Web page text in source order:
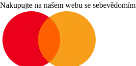
Nakupujte na našem webu se sebevědomím